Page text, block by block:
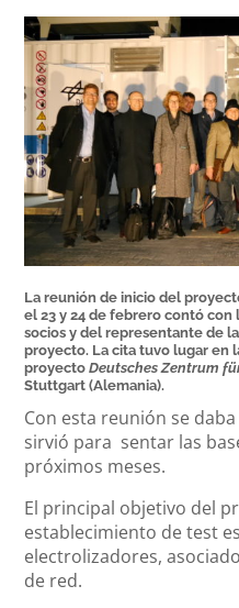
La reunión de inicio del
el 23 y 24 de febrero contó con
socios y del representante de
proyecto. La cita tuvo lugar en
proyectoDeutsches Zentrum
Stuttgart (Alemania).
Con esta reunión se
sirvió para sentar las
próximos meses.
El principal objetivo del
establecimiento de test
electrolizadores,
de red.